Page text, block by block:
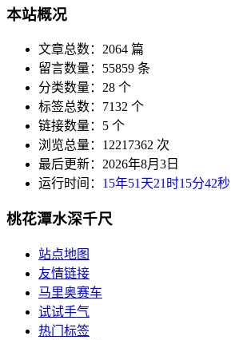
本站概况
文章总数：2064 篇
留言数量：55859 条
分类数量：28 个
标签总数：7132 个
链接数量：5 个
浏览总量：12217362 次
最后更新：2026年8月3日
运行时间： 15年51天21时15分42秒
桃花潭水深千尺
站点地图
友情链接
马里奥赛车
试试手气
热门标签